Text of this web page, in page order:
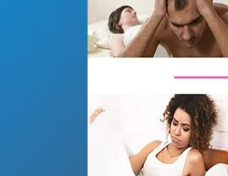
GROSSIR
LE
PENIS